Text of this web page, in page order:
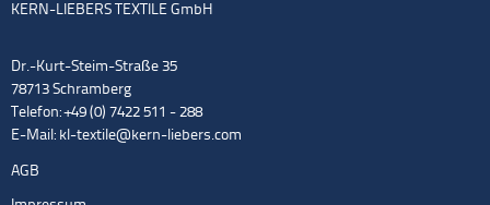
KERN-LIEBERS TEXTILE GmbH
Dr.-Kurt-Steim-Straße 35
78713 Schramberg
Telefon: +49 (0) 7422 511 - 288
E-Mail: kl-textile@kern-liebers.com
AGB